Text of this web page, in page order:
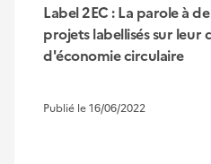
Label 2EC : La parole à
projets labellisés sur leur
d'économie circulaire
Publié le 16/06/2022